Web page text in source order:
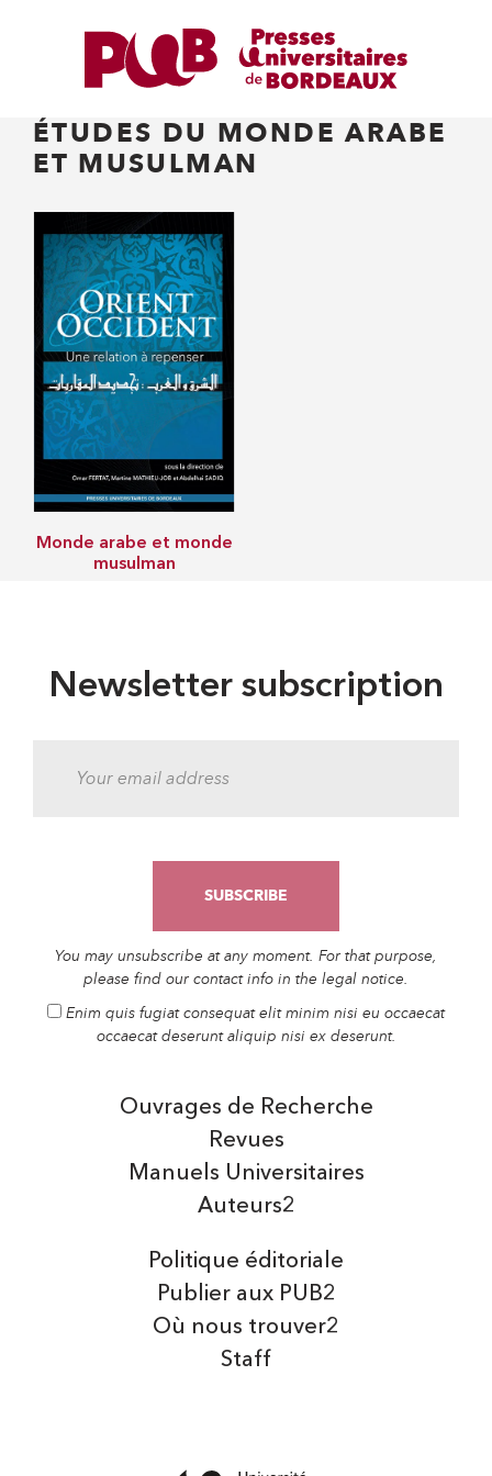
ÉTUDES DU MONDE ARABE
ET MUSULMAN
Monde arabe et monde
musulman
Newsletter subscription
You may unsubscribe at any moment. For that purpose,
please find our contact info in the legal notice.
Enim quis fugiat consequat elit minim nisi eu occaecat
occaecat deserunt aliquip nisi ex deserunt.
Auteurs2
Manuels Universitaires
Ouvrages de Recherche
Revues
Politique éditoriale
Publier aux PUB2
Où nous trouver2
Staff